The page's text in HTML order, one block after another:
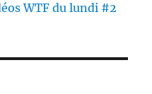
WTF du lundi #2